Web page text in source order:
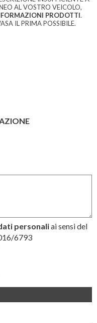
AL VOSTRO VEICOLO,
PRODOTTI.
IL PRIMA POSSIBILE.
personaliai sensi del
6793